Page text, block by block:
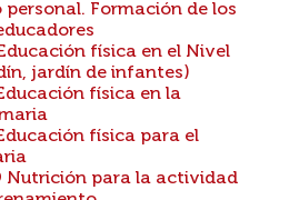
Formación de los
física en el Nivel
jardín de infantes)
física en la
física para el
Nutrición para la actividad